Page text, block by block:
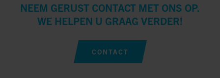
NEEM GERUST CONTACT MET ONS OP.
WE HELPEN U GRAAG VERDER!
CONTACT